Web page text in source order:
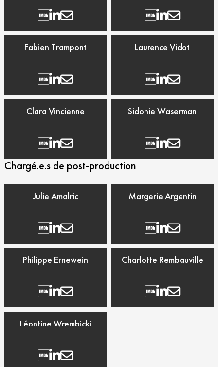
Fabien Trampont Laurence Vidot
Clara Vincienne Sidonie Waserman
Chargé.e.s de post-production
Julie Amalric Margerie Argentin
Philippe Ernewein Charlotte Rembauville
Léontine Wrembicki